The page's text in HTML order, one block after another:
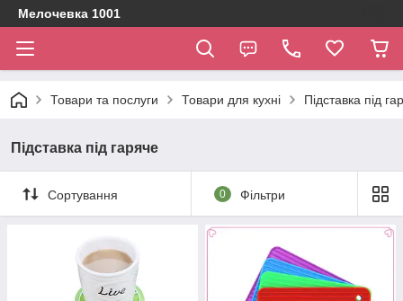
Мелочевка 1001
Товари та послуги Товари для кухні Підставка під
Підставка під гаряче
Сортування 0 Фільтри